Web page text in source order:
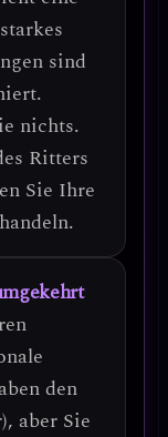
sind
.
nichts.
Ritters
Sie Ihre
den
aber Sie